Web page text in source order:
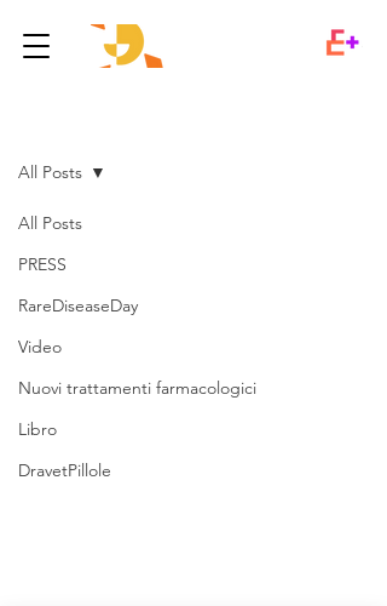
All Posts
PRESS
RareDiseaseDay
Video
Nuovi trattamenti farmacologici
Libro
DravetPillole
All Posts